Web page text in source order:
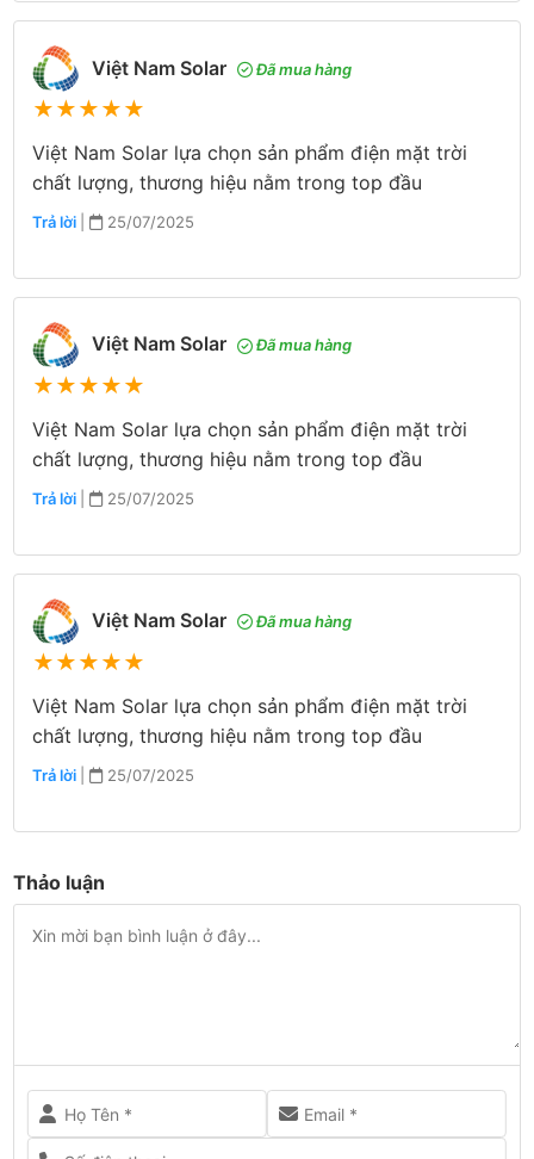
Việt Nam Solar Đã mua hàng
★★★★★
Việt Nam Solar lựa chọn sản phẩm điện mặt trời
chất lượng, thương hiệu nằm trong top đầu
Trả lời | 25/07/2025
Việt Nam Solar Đã mua hàng
★★★★★
Việt Nam Solar lựa chọn sản phẩm điện mặt trời
chất lượng, thương hiệu nằm trong top đầu
Trả lời | 25/07/2025
Việt Nam Solar Đã mua hàng
★★★★★
Việt Nam Solar lựa chọn sản phẩm điện mặt trời
chất lượng, thương hiệu nằm trong top đầu
Trả lời | 25/07/2025
Thảo luận